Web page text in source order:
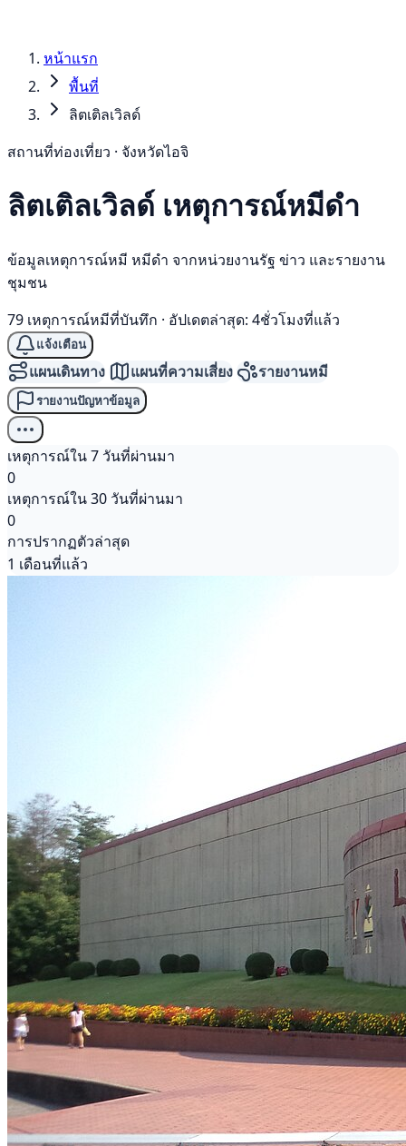
หน้าแรก
พื้นที่
ลิตเติลเวิลด์
สถานที่ท่องเที่ยว · จังหวัดไอจิ
ลิตเติลเวิลด์ เหตุการณ์หมีดำ
ข้อมูลเหตุการณ์หมี หมีดำ จากหน่วยงานรัฐ ข่าว และรายงาน
ชุมชน
79 เหตุการณ์หมีที่บันทึก · อัปเดตล่าสุด: 4ชั่วโมงที่แล้ว
แจ้งเตือน
แผนเดินทาง แผนที่ความเสี่ยง รายงานหมี
รายงานปัญหาข้อมูล
เหตุการณ์ใน 7 วันที่ผ่านมา
0
เหตุการณ์ใน 30 วันที่ผ่านมา
0
การปรากฏตัวล่าสุด
1 เดือนที่แล้ว